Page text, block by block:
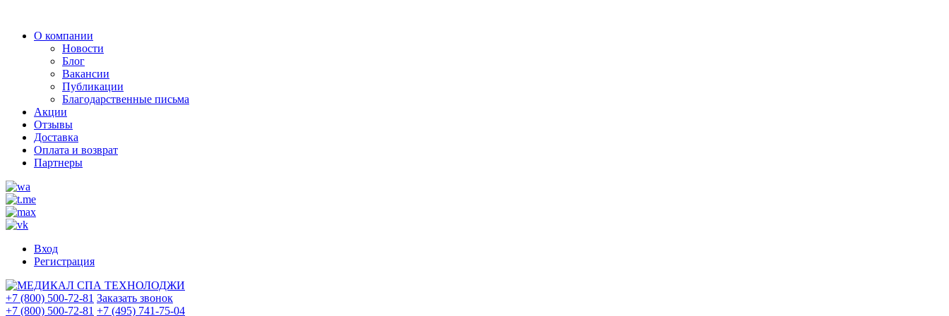
О компании
Новости
Блог
Вакансии
Публикации
Благодарственные письма
Акции
Отзывы
Доставка
Оплата и возврат
Партнеры
Вход
Регистрация
+7 (800) 500-72-81 Заказать звонок
+7 (800) 500-72-81 +7 (495) 741-75-04